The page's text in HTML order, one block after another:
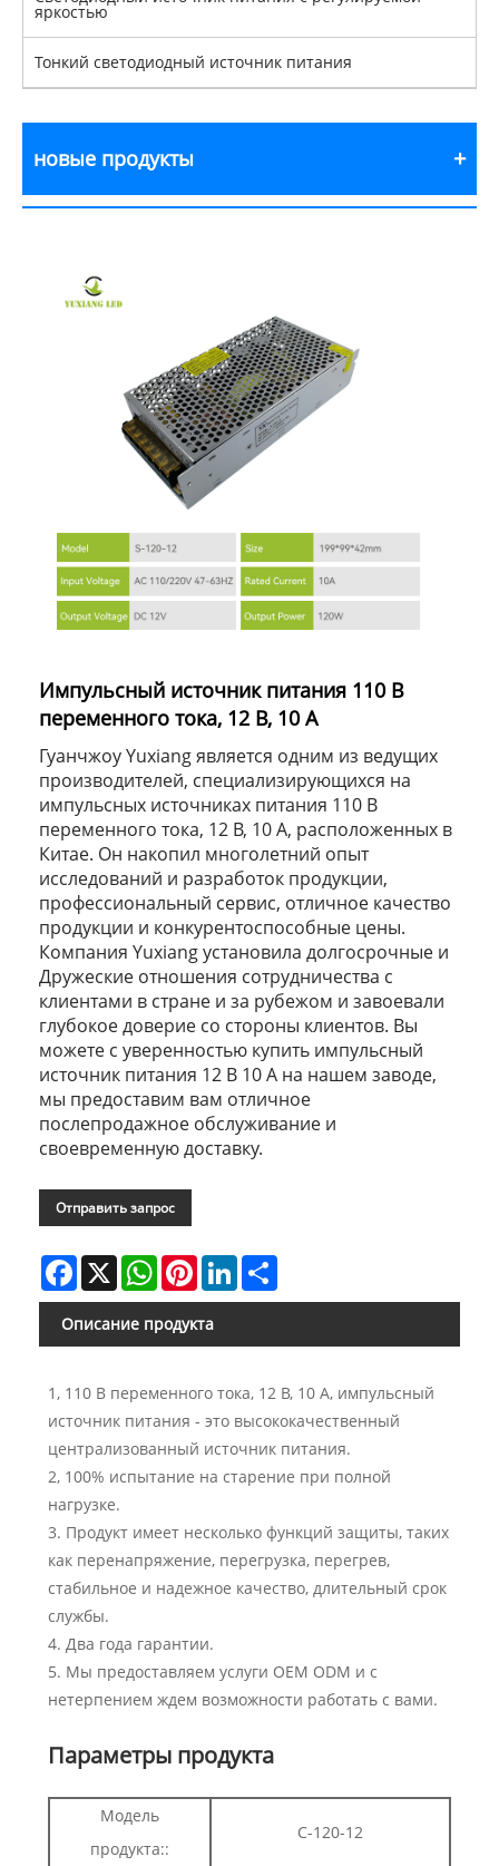
яркостью
Тонкий светодиодный источник питания
новые продукты
Импульсный источник питания 110 В
переменного тока, 12 В, 10 А
Гуанчжоу Yuxiang является одним из ведущих
производителей, специализирующихся на
импульсных источниках питания 110 В
переменного тока, 12 В, 10 А, расположенных в
Китае. Он накопил многолетний опыт
исследований и разработок продукции,
профессиональный сервис, отличное качество
продукции и конкурентоспособные цены.
Компания Yuxiang установила долгосрочные и
Дружеские отношения сотрудничества с
клиентами в стране и за рубежом и завоевали
глубокое доверие со стороны клиентов. Вы
можете с уверенностью купить импульсный
источник питания 12 В 10 А на нашем заводе,
мы предоставим вам отличное
послепродажное обслуживание и
своевременную доставку.
Отправить запрос
Facebook
X WhatsAppPinterestLinkedIn
Описание продукта
1, 110 В переменного тока, 12 В, 10 А, импульсный
источник питания - это высококачественный
централизованный источник питания.
2, 100% испытание на старение при полной
нагрузке.
3. Продукт имеет несколько функций защиты, таких
как перенапряжение, перегрузка, перегрев,
стабильное и надежное качество, длительный срок
службы.
4. Два года гарантии.
5. Мы предоставляем услуги OEM ODM и с
нетерпением ждем возможности работать с вами.
Параметры продукта
Модель
продукта::
С-120-12